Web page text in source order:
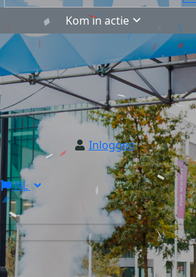
Kom in actie
Inloggen
NL